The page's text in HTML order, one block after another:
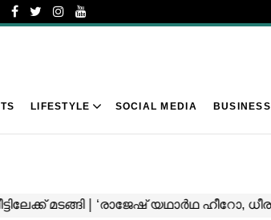
LIFESTYLE SOCIAL MEDIA BUSINESS